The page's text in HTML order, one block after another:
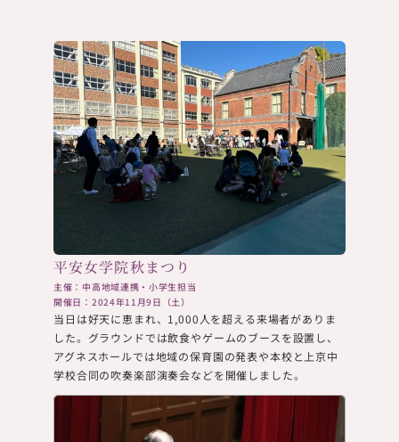
平安女学院秋まつり
主催：中高地域連携・小学生担当
開催日：2024年11月9日（土）
当日は好天に恵まれ、1,000人を超える来場者がありま
した。グラウンドでは飲食やゲームのブースを設置し、
アグネスホールでは地域の保育園の発表や本校と上京中
学校合同の吹奏楽部演奏会などを開催しました。